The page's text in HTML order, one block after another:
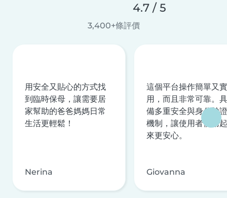
4.7 / 5
3,400+條評價
用安全又貼心的方式找
到臨時保母，讓需要居
家幫助的爸爸媽媽日常
生活更輕鬆！
Nerina
這個平台操作簡單又實
用，而且非常可靠。具
備多重安全與身分驗證
機制，讓使用者使用起
來更安心。
Giovanna